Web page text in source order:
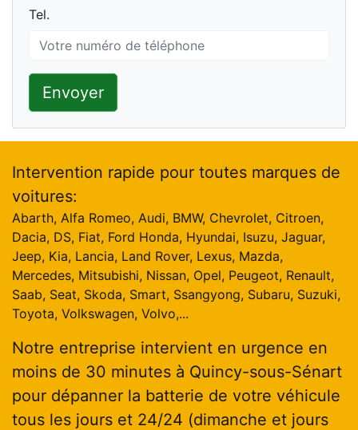
Tel.
Tel.
Envoyer
Intervention rapide pour toutes marques de
voitures:
Abarth, Alfa Romeo, Audi, BMW, Chevrolet, Citroen,
Dacia, DS, Fiat, Ford Honda, Hyundai, Isuzu, Jaguar,
Jeep, Kia, Lancia, Land Rover, Lexus, Mazda,
Mercedes, Mitsubishi, Nissan, Opel, Peugeot, Renault,
Saab, Seat, Skoda, Smart, Ssangyong, Subaru, Suzuki,
Toyota, Volkswagen, Volvo,...
Notre entreprise intervient en urgence en
moins de 30 minutes à Quincy-sous-Sénart
pour dépanner la batterie de votre véhicule
tous les jours et 24/24 (dimanche et jours